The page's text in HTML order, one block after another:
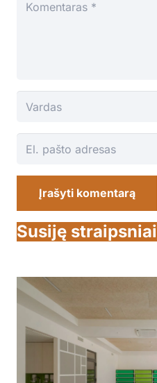
Įrašyti komentarą
Susiję straipsniai